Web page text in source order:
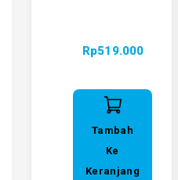
Rp519.000
Tambah
Ke
Keranjang